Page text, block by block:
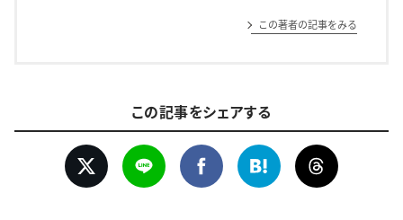
この著者の記事をみる
この記事をシェアする